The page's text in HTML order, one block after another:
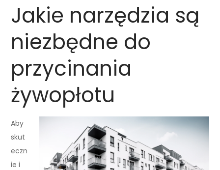
Jakie narzędzia są
niezbędne do
przycinania
żywopłotu
Aby
skut
eczn
ie i